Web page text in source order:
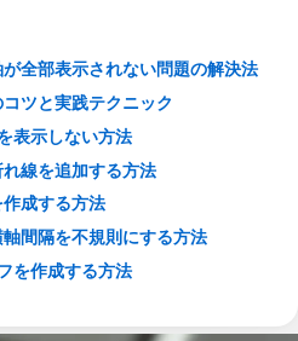
全部表示されない問題の解決法
ツと実践テクニック
表示しない方法
線を追加する方法
成する方法
間隔を不規則にする方法
を作成する方法